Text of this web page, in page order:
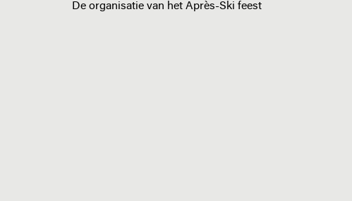
De organisatie van het Après-Ski feest